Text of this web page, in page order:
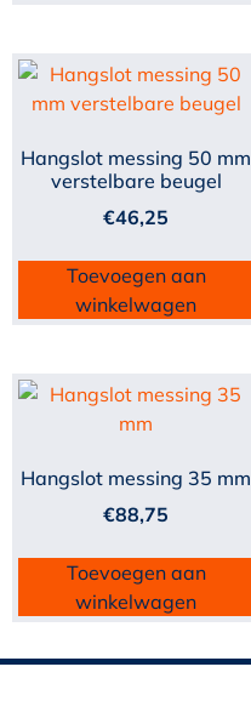
Hangslot messing 50 mm
verstelbare beugel
€46,25
Toevoegen aan
winkelwagen
Hangslot messing 35 mm
€88,75
Toevoegen aan
winkelwagen